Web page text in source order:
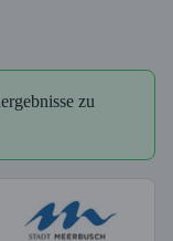
zu